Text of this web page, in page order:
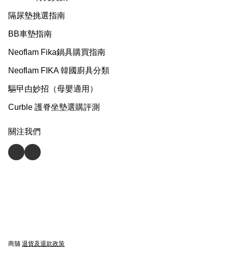
隔尿墊挑選指南
BB車墊指南
Neoflam Fika鍋具購買指南
Neoflam FIKA 韓國廚具分類
驅曱甴妙招（母嬰適用）
Curble 護脊坐墊選購評測
關注我們
商舖 退貨及退款政策